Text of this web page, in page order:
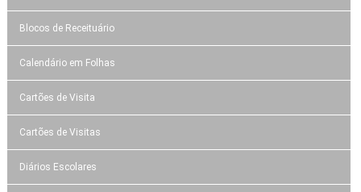
Blocos de Receituário
Calendário em Folhas
Cartões de Visita
Cartões de Visitas
Diários Escolares